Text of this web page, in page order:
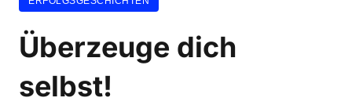
Überzeuge dich
selbst!